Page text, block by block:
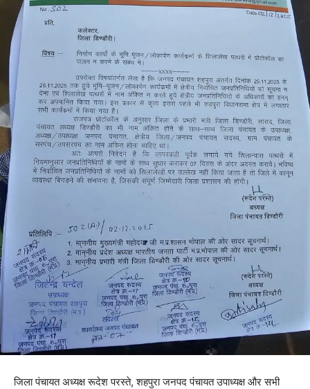
जिला पंचायत अध्यक्ष रूदेश परस्ते, शहपुरा जनपद पंचायत उपाध्यक्ष और सभी